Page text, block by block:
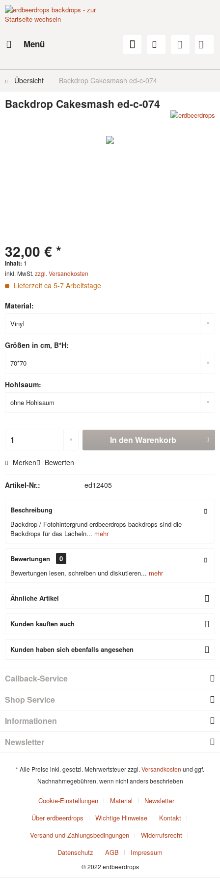
Menü
Übersicht Backdrop Cakesmash ed-c-074
Backdrop Cakesmash ed-c-074
32,00 € *
Inhalt: 1
inkl. MwSt. zzgl. Versandkosten
Lieferzeit ca 5-7 Arbeitstage
Material:
Größen in cm, B*H:
Hohlsaum:
In den Warenkorb
Merken Bewerten
Artikel-Nr.: ed12405
Beschreibung
Backdrop / Fotohintergrund erdbeerdrops backdrops sind die
Backdrops für das Lächeln... mehr
Bewertungen
0
Bewertungen lesen, schreiben und diskutieren... mehr
Ähnliche Artikel
Kunden kauften auch
Kunden haben sich ebenfalls angesehen
Callback-Service
Shop Service
Informationen
Newsletter
* Alle Preise inkl. gesetzl. Mehrwertsteuer zzgl. Versandkosten und ggf.
Nachnahmegebühren, wenn nicht anders beschrieben
Cookie-Einstellungen Material
Newsletter
Über erdbeerdrops
Wichtige Hinweise
Kontakt
Versand und Zahlungsbedingungen
Widerrufsrecht
Datenschutz
AGB Impressum
© 2022 erdbeerdrops